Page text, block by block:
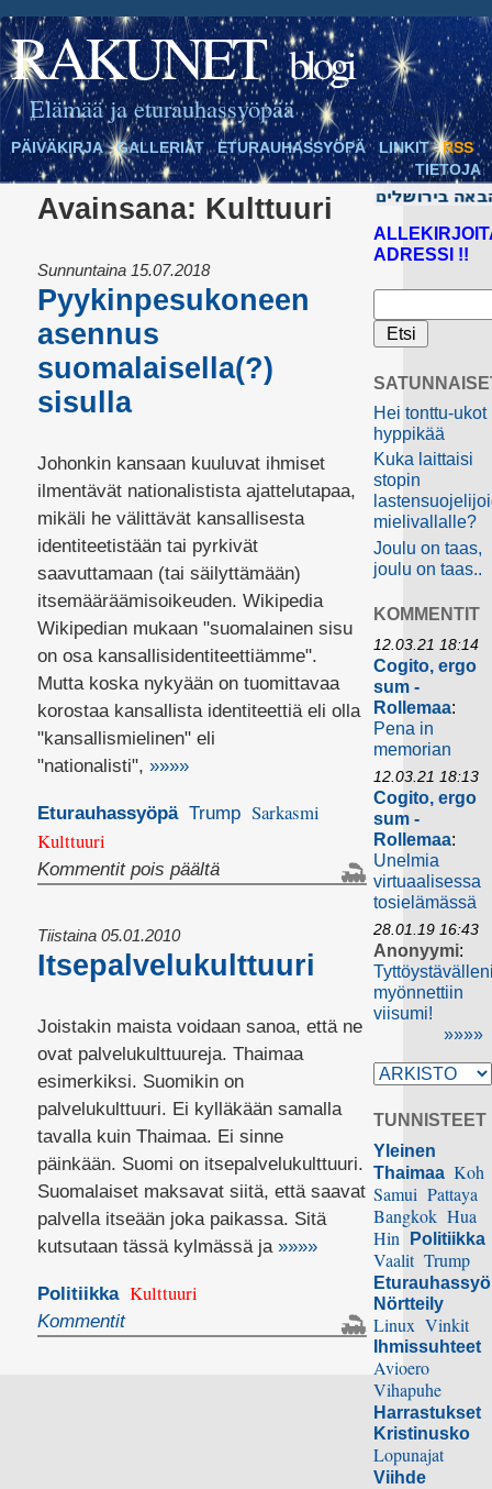
RAKUNET blogi
Elämää ja eturauhassyöpää
PÄIVÄKIRJA GALLERIAT ETURAUHASSYÖPÄ LINKIT
RSS
TIETOJA
Avainsana: Kulttuuri
Sunnuntaina 15.07.2018
Pyykinpesukoneen
asennus
suomalaisella(?)
sisulla
Johonkin kansaan kuuluvat ihmiset
ilmentävät nationalistista ajattelutapaa,
mikäli he välittävät kansallisesta
identiteetistään tai pyrkivät
saavuttamaan (tai säilyttämään)
itsemääräämisoikeuden. Wikipedia
Wikipedian mukaan "suomalainen sisu
on osa kansallisidentiteettiämme".
Mutta koska nykyään on tuomittavaa
korostaa kansallista identiteettiä eli olla
"kansallismielinen" eli
"nationalisti", »»»»
Eturauhassyöpä Trump Sarkasmi
Kulttuuri
Kommentit pois päältäartikkelissa
suomalaisella(?)
sisulla
Tiistaina 05.01.2010
Itsepalvelukulttuuri
Joistakin maista voidaan sanoa, että ne
ovat palvelukulttuureja. Thaimaa
esimerkiksi. Suomikin on
palvelukulttuuri. Ei kylläkään samalla
tavalla kuin Thaimaa. Ei sinne
päinkään. Suomi on itsepalvelukulttuuri.
Suomalaiset maksavat siitä, että saavat
palvella itseään joka paikassa. Sitä
kutsutaan tässä kylmässä ja»»»»
Politiikka Kulttuuri
Kommentit
ADRESSI !!
Hei tonttu-ukot
hyppikää
Kuka laittaisi
stopin
mielivallalle?
Joulu on taas,
joulu on taas..
KOMMENTIT
12.03.21 18:14
Cogito, ergo
sum -
Rollemaa:
Pena in
memorian
12.03.21 18:13
Cogito, ergo
sum -
Rollemaa:
Unelmia
virtuaalisessa
tosielämässä
28.01.19 16:43
Anonyymi:
myönnettiin
viisumi!
»»»»
TUNNISTEET
Yleinen
Thaimaa Koh
Samui Pattaya
Bangkok Hua
Hin
Politiikka
Vaalit Trump
Nörtteily
Linux Vinkit
Ihmissuhteet
Avioero
Vihapuhe
Harrastukset
Kristinusko
Lopunajat
Viihde